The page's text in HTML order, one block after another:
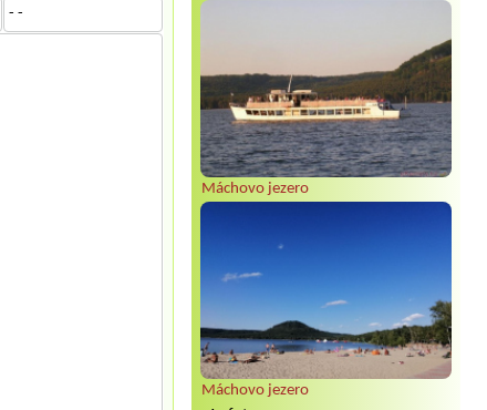
Máchovo jezero
Máchovo jezero
- -